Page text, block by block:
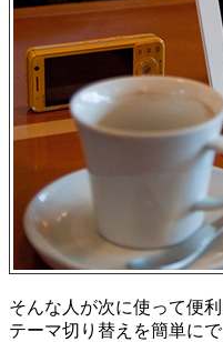
そんな人が次に使って便
テーマ切り替えを簡単に